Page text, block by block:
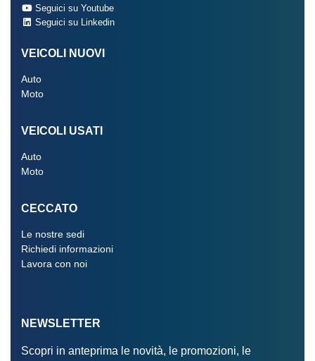
Seguici su Youtube
Seguici su Linkedin
VEICOLI NUOVI
Auto
Moto
VEICOLI USATI
Auto
Moto
CECCATO
Le nostre sedi
Richiedi informazioni
Lavora con noi
NEWSLETTER
Scopri in anteprima le novità, le promozioni, le